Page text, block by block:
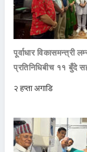
पूर्वाधार विकासमन्त्री
प्रतिनिधिबीच ११ बुँदे
२ हप्ता अगाडि